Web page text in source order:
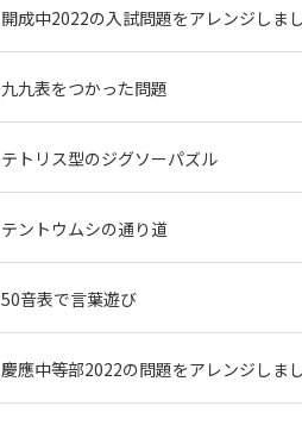
開成中2022の入試問題をアレンジしま
九九表をつかった問題
テトリス型のジグソーパズル
テントウムシの通り道
50音表で言葉遊び
慶應中等部2022の問題をアレンジしま